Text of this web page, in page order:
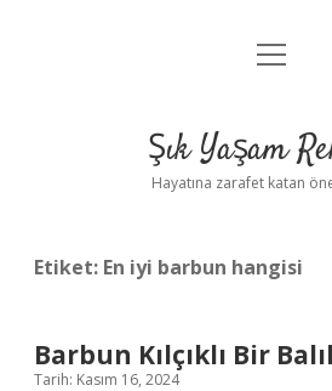
Anasayfa
Yasal Uyarı
menüyü
Şık Yaşam
Hayatına zarafet katan
Etiket: En iyi barbun hangisi
Barbun Kılçıklı Bir
Tarih: Kasım 16, 2024